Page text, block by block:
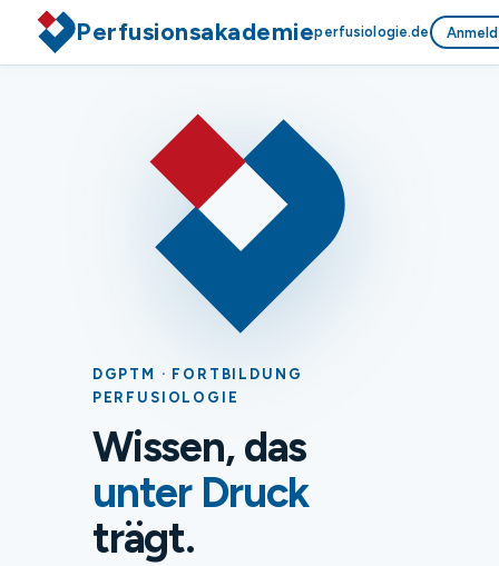
Perfusionsakademieperfusiologie.de
DGPTM · FORTBILDUNG
PERFUSIOLOGIE
Wissen, das
unter Druck
trägt.